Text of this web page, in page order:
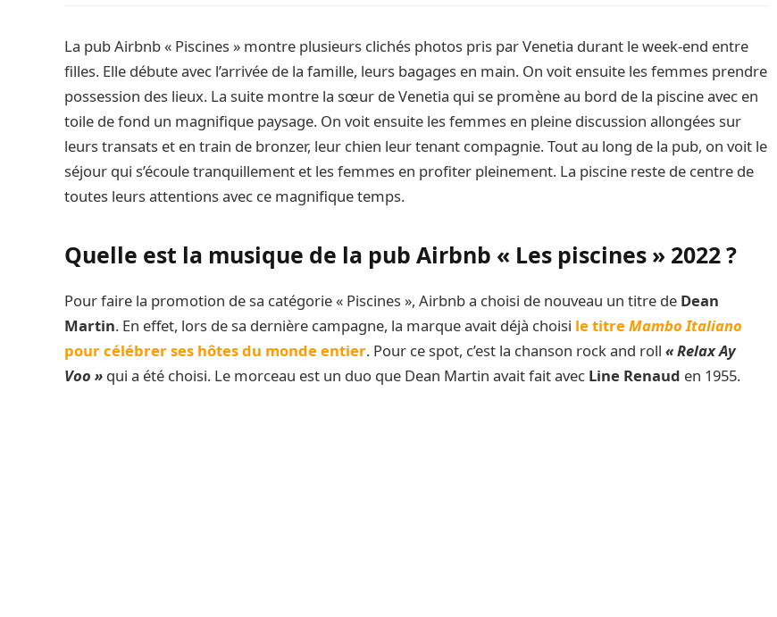
La pub Airbnb « Piscines » montre plusieurs clichés photos pris par Venetia durant le week-end entre
filles. Elle débute avec l’arrivée de la famille, leurs bagages en main. On voit ensuite les femmes prendre
possession des lieux. La suite montre la sœur de Venetia qui se promène au bord de la piscine avec en
toile de fond un magnifique paysage. On voit ensuite les femmes en pleine discussion allongées sur
leurs transats et en train de bronzer, leur chien leur tenant compagnie. Tout au long de la pub, on voit le
séjour qui s’écoule tranquillement et les femmes en profiter pleinement. La piscine reste de centre de
toutes leurs attentions avec ce magnifique temps.
Quelle est la musique de la pub Airbnb « Les piscines » 2022 ?
Pour faire la promotion de sa catégorie « Piscines », Airbnb a choisi de nouveau un titre de Dean
Martin. En effet, lors de sa dernière campagne, la marque avait déjà choisi le titreMambo Italiano
pour célébrer ses hôtes du monde entier. Pour ce spot, c’est la chanson rock and roll « Relax Ay
Voo » qui a été choisi. Le morceau est un duo que Dean Martin avait fait avec Line Renaud en 1955.